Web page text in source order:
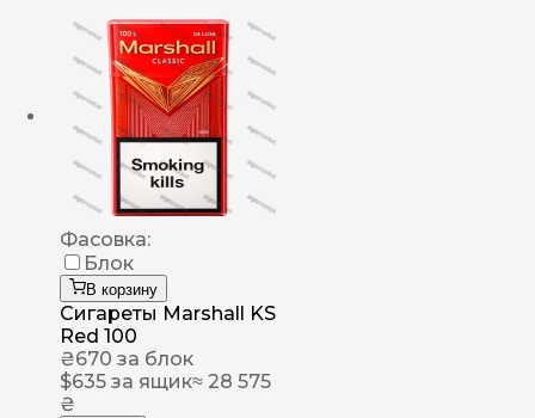
Фасовка:
Блок
В корзину
Сигареты Marshall KS
Red 100
₴670 за блок
$635 за ящик≈ 28 575
₴